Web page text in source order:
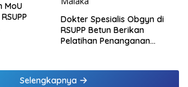
MoU
Dokter Spesialis Obgyn di
RSUPP Betun Berikan
Pelatihan Penanganan
Malaka
Selengkapnya